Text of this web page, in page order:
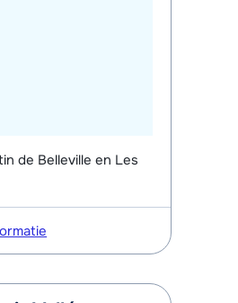
de Belleville en Les